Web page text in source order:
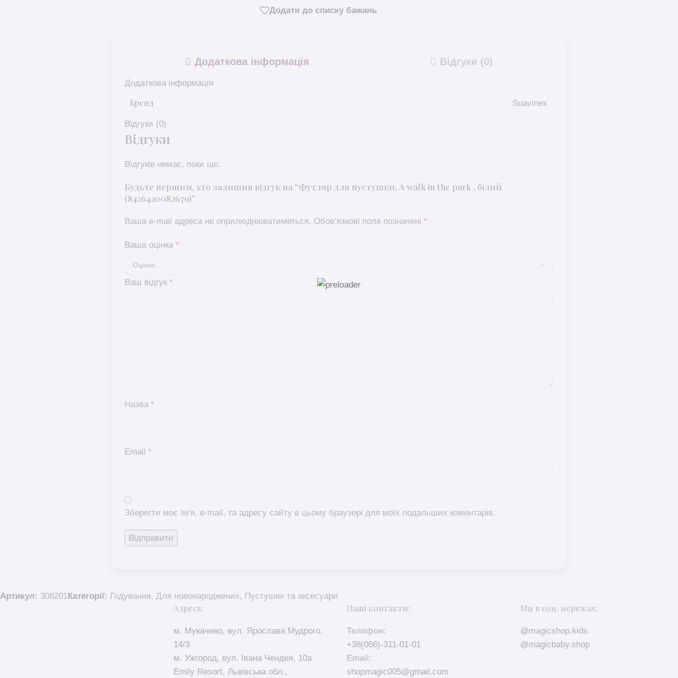
Додати до списку бажань
Додаткова інформація Відгуки (0)
Додаткова інформація
Бренд Suavinex
Відгуки (0)
Відгуки
Відгуків немає, поки що.
Будьте першим, хто залишив відгук на “Футляр для пустушки, A walk in the park , білий
(8426420082679)”
Ваша e-mail адреса не оприлюднюватиметься. Обов’язкові поля позначені *
Ваша оцінка *
Ваш відгук *
Назва *
Email *
Зберегти моє ім'я, e-mail, та адресу сайту в цьому браузері для моїх подальших коментарів.
Артикул: 308201Категорії: Годування, Для новонароджених, Пустушки та аксесуари
Адреса:
м. Мукачево, вул. Ярослава Мудрого,
14/3
м. Ужгород, вул. Івана Чендея, 10а
Emily Resort, Львівська обл.,
Наші контакти:
Телефон:
+38(066)-311-01-01
Email:
shopmagic005@gmail.com
Ми в соц. мережах:
@magicshop.kids
@magicbaby.shop